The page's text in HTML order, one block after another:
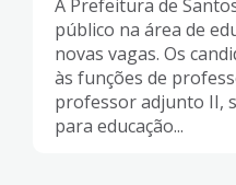
A Prefeitura de
público na área de
novas vagas. Os
às funções de
professor adjunto II,
para educação...